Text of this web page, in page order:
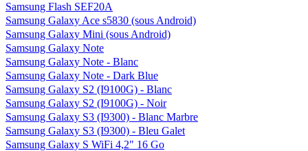
Samsung Flash SEF20A
Samsung Galaxy Ace s5830 (sous Android)
Samsung Galaxy Mini (sous Android)
Samsung Galaxy Note
Samsung Galaxy Note - Blanc
Samsung Galaxy Note - Dark Blue
Samsung Galaxy S2 (I9100G) - Blanc
Samsung Galaxy S2 (I9100G) - Noir
Samsung Galaxy S3 (I9300) - Blanc Marbre
Samsung Galaxy S3 (I9300) - Bleu Galet
Samsung Galaxy S WiFi 4,2" 16 Go